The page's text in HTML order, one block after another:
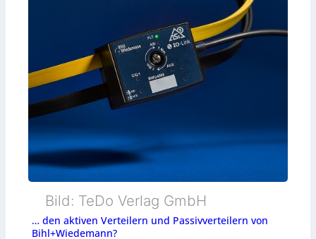
Bild: TeDo Verlag GmbH
… den aktiven Verteilern und Passivverteilern von
Bihl+Wiedemann?